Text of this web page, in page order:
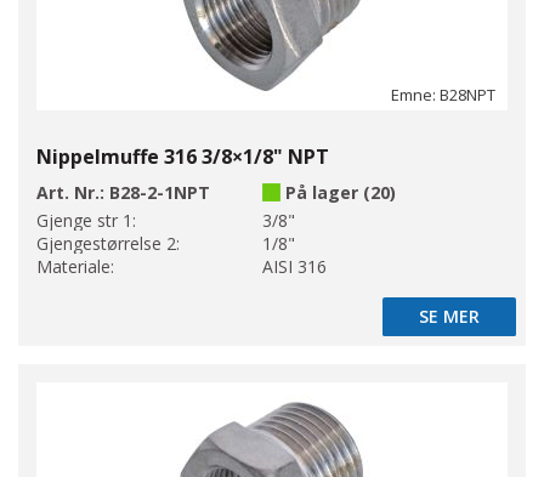
Emne: B28NPT
Nippelmuffe 316 3/8×1/8" NPT
Art. Nr.: B28-2-1NPT
På lager (20)
Gjenge str 1:
3/8"
Gjengestørrelse 2:
1/8"
Materiale:
AISI 316
SE MER
SE MER